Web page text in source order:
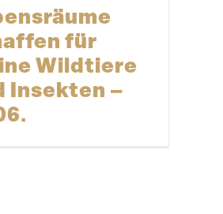
für
Wildtiere
Insekten –